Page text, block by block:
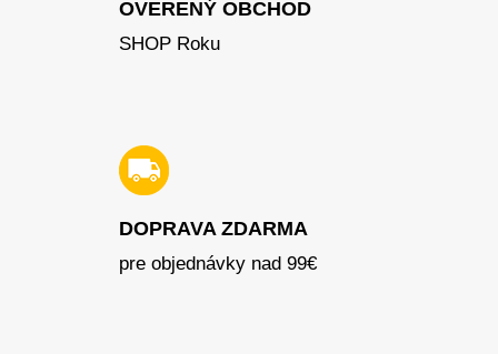
OVERENÝ OBCHOD
SHOP Roku
DOPRAVA ZDARMA
pre objednávky nad 99€